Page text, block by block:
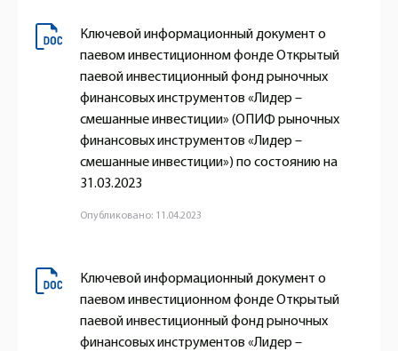
Ключевой информационный документ о
паевом инвестиционном фонде Открытый
паевой инвестиционный фонд рыночных
финансовых инструментов «Лидер –
смешанные инвестиции» (ОПИФ рыночных
финансовых инструментов «Лидер –
смешанные инвестиции») по состоянию на
31.03.2023
Опубликовано: 11.04.2023
Ключевой информационный документ о
паевом инвестиционном фонде Открытый
паевой инвестиционный фонд рыночных
финансовых инструментов «Лидер –